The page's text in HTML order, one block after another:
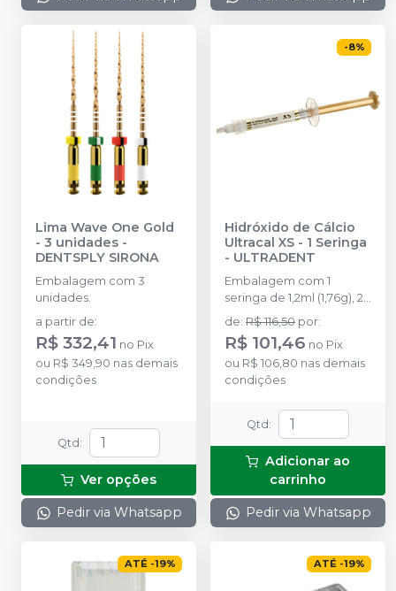
Lima Wave One Gold
- 3 unidades -
DENTSPLY SIRONA
Embalagem com 3
unidades.
a partir de:
R$ 332,41 no Pix
ou R$ 349,90 nas demais
condições
Qtd :
Ver opções
Pedir via Whatsapp
-8%
Hidróxido de Cálcio
Ultracal XS - 1 Seringa
- ULTRADENT
Embalagem com 1
seringa de 1,2ml (1,76g), 2
NaviTip 29ga
de: R$ 116,50 por:
R$ 101,46 no Pix
ou R$ 106,80 nas demais
condições
Qtd :
Adicionar ao
carrinho
Pedir via Whatsapp
ATÉ -19% ATÉ -19%